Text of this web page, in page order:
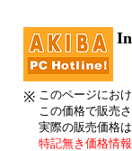
※ このページにお
この価格で販売
実際の販売価格
特記無き価格情